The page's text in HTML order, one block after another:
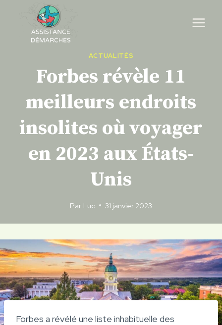
content
ACTUALITÉS
Forbes révèle 11
meilleurs endroits
insolites où voyager
en 2023 aux États-
Unis
Par Luc 31 janvier 2023
Forbes a révélé une liste inhabituelle des